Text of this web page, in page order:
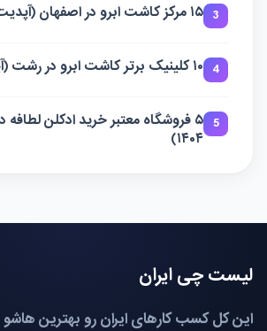
3 ۱۵ مرکز کاشت ابرو در اصفهان (آپدیت ۱۴۰۴)
4 ۱۰ کلینیک برتر کاشت ابرو در رشت (آپدیت ۱۴۰۴)
5
۵ فروشگاه معتبر خرید ادکلن لطافه
۱۴۰۴)
لیست چی ایران
این کل کسب کارهای ایران رو بهترین